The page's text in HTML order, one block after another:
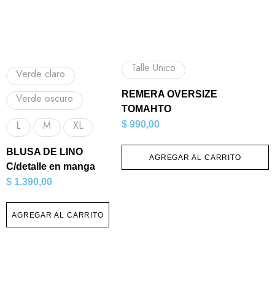
Verde claro
Verde oscuro
L
M XL
BLUSA DE LINO
C/detalle en manga
$ 1.390,00
AGREGAR AL CARRITO
Talle Unico
REMERA OVERSIZE
TOMAHTO
$ 990,00
AGREGAR AL CARRITO